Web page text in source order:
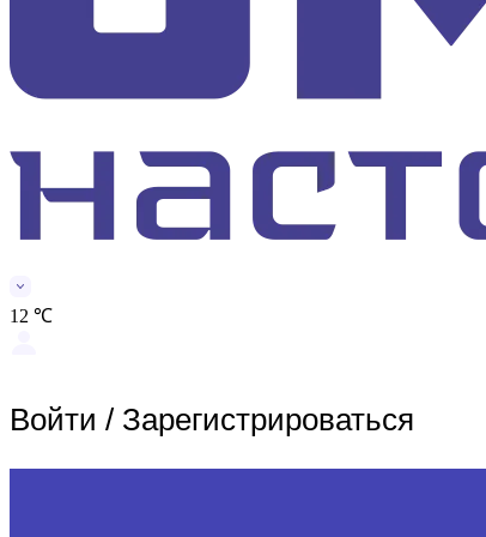
12 ℃
Войти / Зарегистрироваться